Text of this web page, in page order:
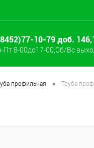
10-79 доб.
Пт 8-00до17-00,Сб/Вс
профильная • Труба